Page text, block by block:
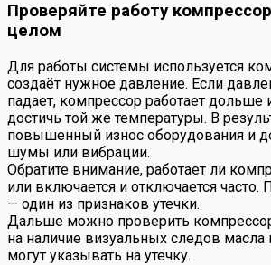
Проверяйте работу
целом
Для работы системы используется
создаёт нужное давление. Если
падает, компрессор работает дольше
достичь той же температуры. В
повышенный износ оборудования и
шумы или вибрации.
Обратите внимание, работает ли
или включается и отключается часто.
— один из признаков утечки.
Дальше можно проверить
на наличие визуальных следов масла
могут указывать на утечку.